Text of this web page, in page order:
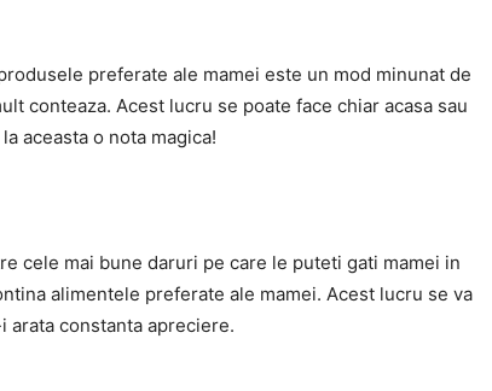
preferate ale mamei este un mod minunat de
conteaza. Acest lucru se poate face chiar acasa sau
aceasta o nota magica!
cele mai bune daruri pe care le puteti gati mamei in
alimentele preferate ale mamei. Acest lucru se va
arata constanta apreciere.